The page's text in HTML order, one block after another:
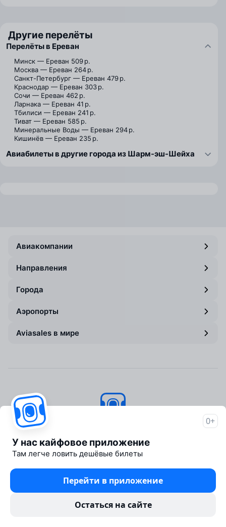
Другие перелёты
Перелёты в Ереван
Минск — Ереван 509 р.
Москва — Ереван 264 р.
Санкт-Петербург — Ереван 479 р.
Краснодар — Ереван 303 р.
Сочи — Ереван 462 р.
Ларнака — Ереван 41 р.
Тбилиси — Ереван 241 р.
Тиват — Ереван 585 р.
Минеральные Воды — Ереван 294 р.
Кишинёв — Ереван 235 р.
Авиабилеты в другие города из Шарм-эш-Шейха
Авиакомпании
Направления
Города
Аэропорты
Aviasales в мире
Об Авиасейлс
Пресс‑центр
Travelpayouts
Партнёрская программа
0+
У нас кайфовое приложение
Там легче ловить дешёвые билеты
Перейти в приложение
Остаться на сайте